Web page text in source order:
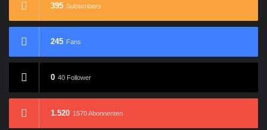
395 Subscribers
245 Fans
0 40 Follower
1.520 1570 Abonnenten